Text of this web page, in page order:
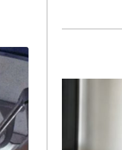
บ
น จะ
ช ที่